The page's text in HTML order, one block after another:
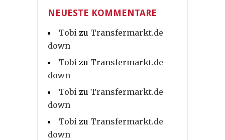
NEUESTE KOMMENTARE
Tobi zu Transfermarkt.de
down
Tobi zu Transfermarkt.de
down
Tobi zu Transfermarkt.de
down
Tobi zu Transfermarkt.de
down